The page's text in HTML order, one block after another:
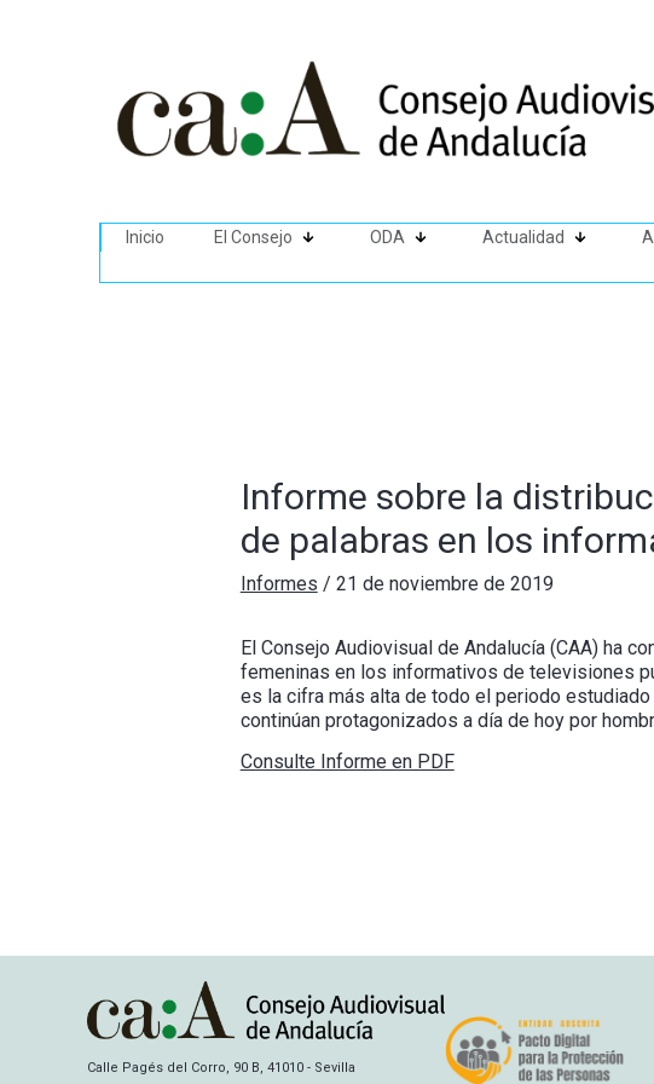
Inicio El Consejo ODA Actualidad
Informe sobre la
de palabras en los
Informes / 21 de noviembre de 2019
El Consejo Audiovisual de Andalucía (CAA) ha
femeninas en los informativos de televisiones
es la cifra más alta de todo el periodo
continúan protagonizados a día de hoy por
Consulte Informe en PDF
Calle Pagés del Corro, 90 B, 41010 - Sevilla